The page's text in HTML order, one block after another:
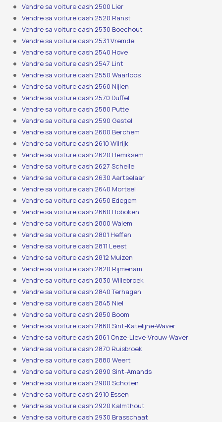
Vendre sa voiture cash 2500 Lier
Vendre sa voiture cash 2520 Ranst
Vendre sa voiture cash 2530 Boechout
Vendre sa voiture cash 2531 Vremde
Vendre sa voiture cash 2540 Hove
Vendre sa voiture cash 2547 Lint
Vendre sa voiture cash 2550 Waarloos
Vendre sa voiture cash 2560 Nijlen
Vendre sa voiture cash 2570 Duffel
Vendre sa voiture cash 2580 Putte
Vendre sa voiture cash 2590 Gestel
Vendre sa voiture cash 2600 Berchem
Vendre sa voiture cash 2610 Wilrijk
Vendre sa voiture cash 2620 Hemiksem
Vendre sa voiture cash 2627 Schelle
Vendre sa voiture cash 2630 Aartselaar
Vendre sa voiture cash 2640 Mortsel
Vendre sa voiture cash 2650 Edegem
Vendre sa voiture cash 2660 Hoboken
Vendre sa voiture cash 2800 Walem
Vendre sa voiture cash 2801 Heffen
Vendre sa voiture cash 2811 Leest
Vendre sa voiture cash 2812 Muizen
Vendre sa voiture cash 2820 Rijmenam
Vendre sa voiture cash 2830 Willebroek
Vendre sa voiture cash 2840 Terhagen
Vendre sa voiture cash 2845 Niel
Vendre sa voiture cash 2850 Boom
Vendre sa voiture cash 2860 Sint-Katelijne-Waver
Vendre sa voiture cash 2861 Onze-Lieve-Vrouw-Waver
Vendre sa voiture cash 2870 Ruisbroek
Vendre sa voiture cash 2880 Weert
Vendre sa voiture cash 2890 Sint-Amands
Vendre sa voiture cash 2900 Schoten
Vendre sa voiture cash 2910 Essen
Vendre sa voiture cash 2920 Kalmthout
Vendre sa voiture cash 2930 Brasschaat